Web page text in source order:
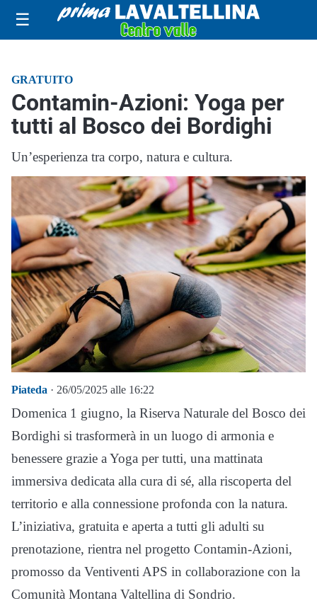
☰
GRATUITO
Contamin-Azioni: Yoga per
tutti al Bosco dei Bordighi
Un’esperienza tra corpo, natura e cultura.
Piateda · 26/05/2025 alle 16:22
Domenica 1 giugno, la Riserva Naturale del Bosco dei
Bordighi si trasformerà in un luogo di armonia e
benessere grazie a Yoga per tutti, una mattinata
immersiva dedicata alla cura di sé, alla riscoperta del
territorio e alla connessione profonda con la natura.
L’iniziativa, gratuita e aperta a tutti gli adulti su
prenotazione, rientra nel progetto Contamin-Azioni,
promosso da Ventiventi APS in collaborazione con la
Comunità Montana Valtellina di Sondrio.